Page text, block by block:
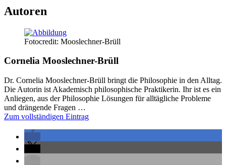
Autoren
Fotocredit: Mooslechner-Brüll
Cornelia Mooslechner-Brüll
Dr. Cornelia Mooslechner-Brüll bringt die Philosophie in den Alltag.
Die Autorin ist Akademisch philosophische Praktikerin. Ihr ist es ein
Anliegen, aus der Philosophie Lösungen für alltägliche Probleme
und drängende Fragen …
Zum vollständigen Eintrag